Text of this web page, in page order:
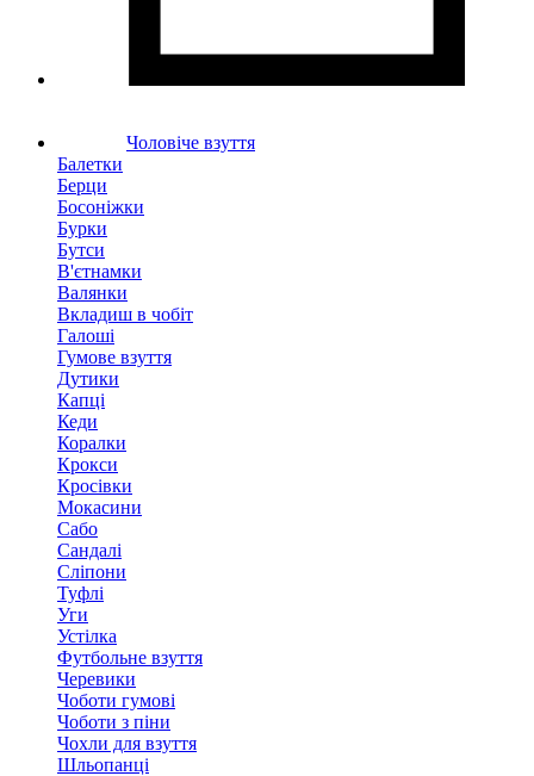
Чоловіче взуття
Балетки
Берци
Босоніжки
Бурки
Бутси
В'єтнамки
Валянки
Вкладиш в чобіт
Галоші
Гумове взуття
Дутики
Капці
Кеди
Коралки
Крокси
Кросівки
Мокасини
Сабо
Сандалі
Сліпони
Туфлі
Уги
Устілка
Футбольне взуття
Черевики
Чоботи гумові
Чоботи з піни
Чохли для взуття
Шльопанці